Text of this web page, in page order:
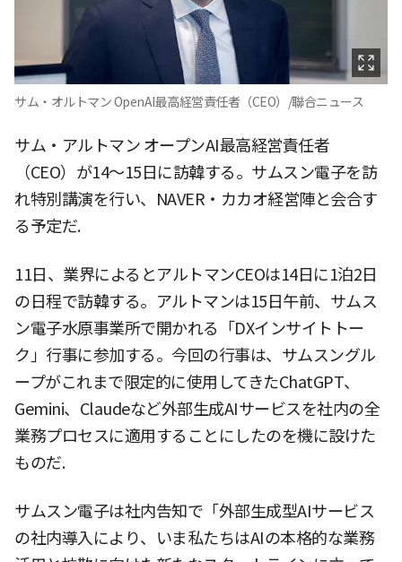
サム・オルトマン OpenAI最高経営責任者（CEO）/聯合ニュース
サム・アルトマン オープンAI最高経営責任者
（CEO）が14〜15日に訪韓する。サムスン電子を訪
れ特別講演を行い、NAVER・カカオ経営陣と会合す
る予定だ.
11日、業界によるとアルトマンCEOは14日に1泊2日
の日程で訪韓する。アルトマンは15日午前、サムス
ン電子水原事業所で開かれる「DXインサイトトー
ク」行事に参加する。今回の行事は、サムスングル
ープがこれまで限定的に使用してきたChatGPT、
Gemini、Claudeなど外部生成AIサービスを社内の全
業務プロセスに適用することにしたのを機に設けた
ものだ.
サムスン電子は社内告知で「外部生成型AIサービス
の社内導入により、いま私たちはAIの本格的な業務